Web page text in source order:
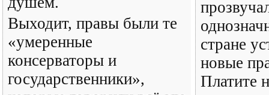
Выходит, правы были те
«умеренные
консерваторы и
государственники»,
стране
новые
Платите